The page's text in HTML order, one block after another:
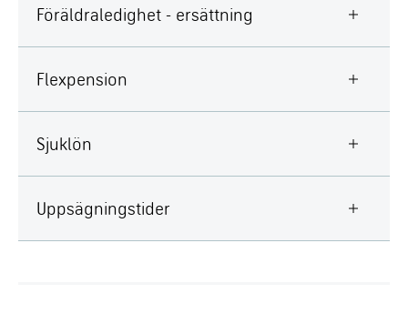
Föräldraledighet - ersättning
Flexpension
Sjuklön
Uppsägningstider